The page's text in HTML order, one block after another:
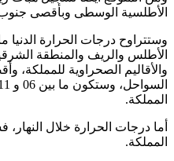
الأطلسية الوسطى وبأقصى
والأقاليم الصحراوية
المملكة.
أما درجات الحرارة خلال
المملكة.